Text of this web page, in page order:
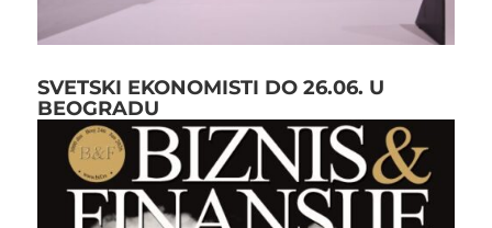
SVETSKI EKONOMISTI DO 26.06. U
BEOGRADU